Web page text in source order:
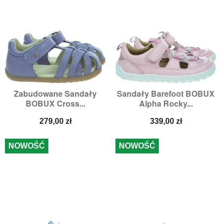
Zabudowane Sandały
BOBUX Cross...
Cena
279,00 zł
Sandały Barefoot BOBUX
Alpha Rocky...
Cena
339,00 zł
NOWOŚĆ NOWOŚĆ